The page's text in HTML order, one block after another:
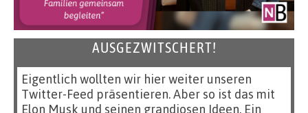
AUSGEZWITSCHERT!
Eigentlich wollten wir hier weiter unseren
Twitter-Feed präsentieren. Aber so ist das mit
Elon Musk und seinen grandiosen Ideen. Ein